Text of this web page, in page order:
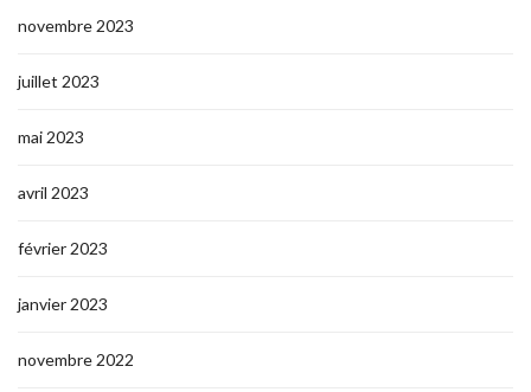
novembre 2023
juillet 2023
mai 2023
avril 2023
février 2023
janvier 2023
novembre 2022